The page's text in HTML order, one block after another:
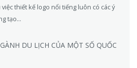
thiết kế logo nổi tiếng luôn có các ý
tạo...
DU LỊCH CỦA MỘT SỐ QUỐC